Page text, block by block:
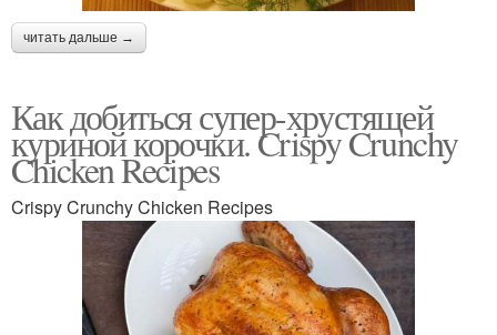
читать дальше →
Как добиться супер-хрустящей
куриной корочки. Crispy Crunchy
Chicken Recipes
Crispy Crunchy Chicken Recipes